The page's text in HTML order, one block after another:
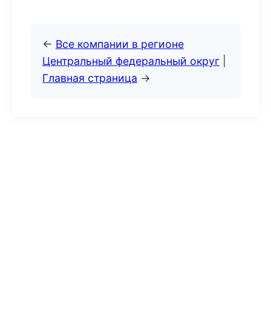
← Все компании в регионе
Центральный федеральный округ
Главная страница →